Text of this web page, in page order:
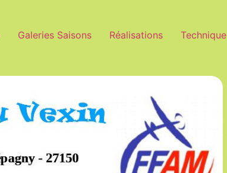
Galeries Saisons Réalisations Technique